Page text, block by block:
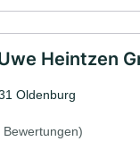
Heintzen
Oldenburg
Bewertungen)